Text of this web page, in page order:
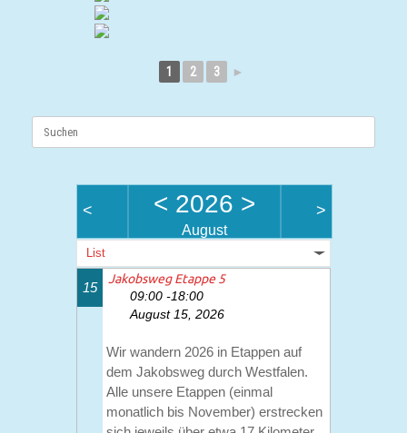
1 2 3 ►
Suchen
< < 2026 >
August
>
List
15
Jakobsweg Etappe 5
09:00 -18:00
August 15, 2026
Wir wandern 2026 in Etappen auf
dem Jakobsweg durch Westfalen.
Alle unsere Etappen (einmal
monatlich bis November) erstrecken